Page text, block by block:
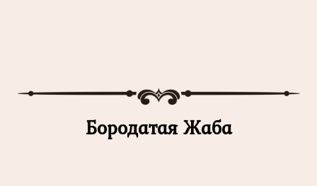
Бородатая Жаба